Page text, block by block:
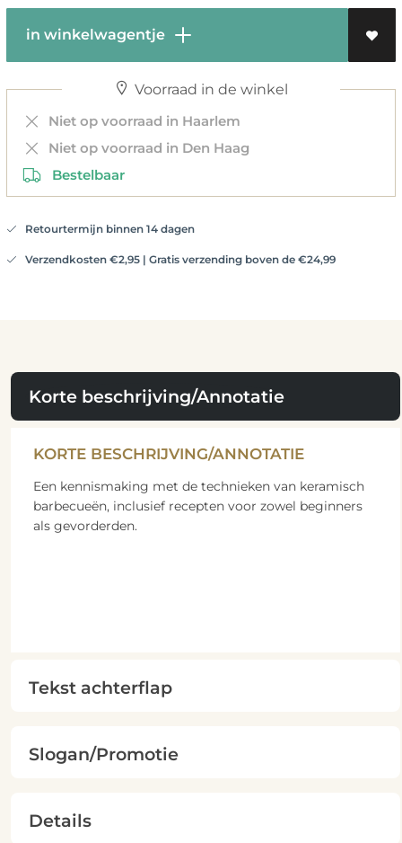
in winkelwagentje
Voorraad in de winkel
Niet op voorraad in Haarlem
Niet op voorraad in Den Haag
Bestelbaar
Retourtermijn binnen 14 dagen
Verzendkosten €2,95 | Gratis verzending boven de €24,99
Korte beschrijving/Annotatie
KORTE BESCHRIJVING/ANNOTATIE
Een kennismaking met de technieken van keramisch
barbecueën, inclusief recepten voor zowel beginners
als gevorderden.
Tekst achterflap
Slogan/Promotie
Details